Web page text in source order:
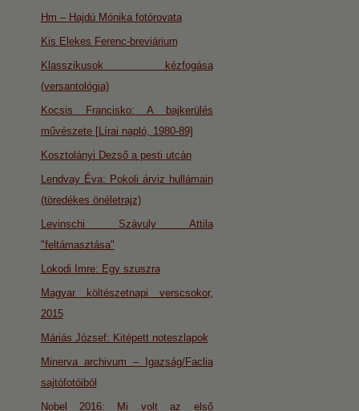
Hm – Hajdú Mónika fotórovata
Kis Elekes Ferenc-breviárium
Klasszikusok kézfogása
(versantológia)
Kocsis Francisko: A bajkerülés
művészete [Lírai napló, 1980-89]
Kosztolányi Dezső a pesti utcán
Lendvay Éva: Pokoli árviz hullámain
(töredékes önéletrajz)
Levinschi Szávuly Attila
"feltámasztása"
Lokodi Imre: Egy szuszra
Magyar költészetnapi verscsokor,
2015
Máriás József: Kitépett noteszlapok
Minerva archivum – Igazság/Faclia
sajtófotóiból
Nobel 2016: Mi volt az első